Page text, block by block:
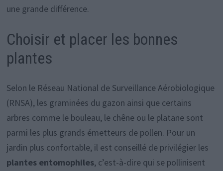
une grande différence.
Choisir et placer les bonnes
plantes
Selon le Réseau National de Surveillance Aérobiologique
(RNSA), les graminées du gazon ainsi que certains
arbres comme le bouleau, le chêne ou le platane sont
parmi les plus grands émetteurs de pollen. Pour un
jardin plus confortable, il est conseillé de privilégier les
plantes entomophiles, c’est-à-dire qui se pollinisent